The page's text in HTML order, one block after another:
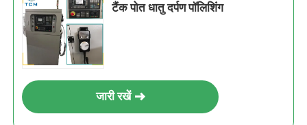
टैंक पोत धातु दर्पण पॉलिशिंग
जारी रखें